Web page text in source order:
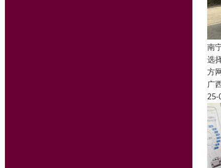
南
选
方
广
25-